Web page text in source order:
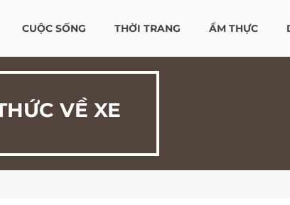
CUỘC SỐNG THỜI TRANG ẨM THỰC
VỀ XE